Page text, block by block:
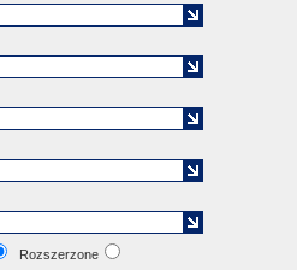
Rozszerzone